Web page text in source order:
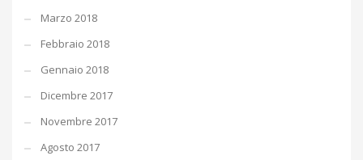
Marzo 2018
Febbraio 2018
Gennaio 2018
Dicembre 2017
Novembre 2017
Agosto 2017